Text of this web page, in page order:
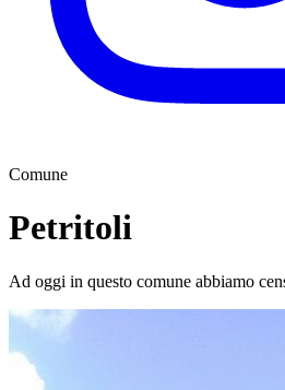
Comune
Petritoli
Ad oggi in questo comune abbiamo